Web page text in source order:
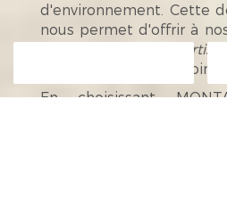
d'environnement. Cette
nous permet d'offrir à
de leurs besoins
En choisissant